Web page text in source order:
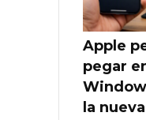
Apple
pegar
la